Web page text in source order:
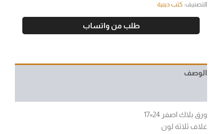
التصنيف: كتب دينية
طلب من واتساب
الوصف
ورق بلاك اصفر 24×17
غلاف ثلاثة لون